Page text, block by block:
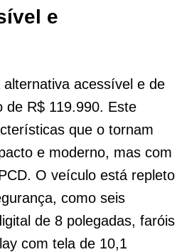
e
acessível e de
de R$ 119.990. Este
que o tornam
e moderno, mas com
O veículo está repleto
como seis
de 8 polegadas, faróis
com tela de 10,1